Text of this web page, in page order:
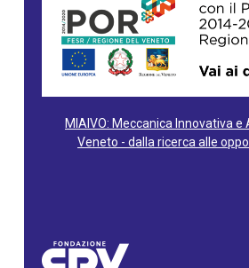
MIAIVO: Meccanica Innovativa e
Veneto - dalla ricerca alle